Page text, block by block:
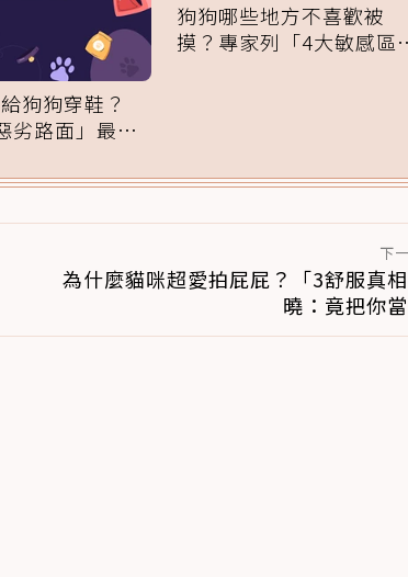
狗狗穿鞋？
劣路面」最傷
狗狗哪些地方不喜歡被
摸？專家列「4大敏感區
下
為什麼貓咪超愛拍屁屁？「3舒服真
曉：竟把你